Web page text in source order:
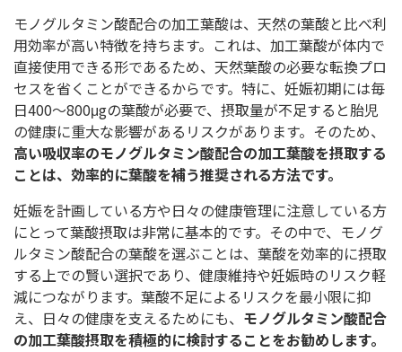
モノグルタミン酸配合の加工葉酸は、天然の葉酸と比べ利
用効率が高い特徴を持ちます。これは、加工葉酸が体内で
直接使用できる形であるため、天然葉酸の必要な転換プロ
セスを省くことができるからです。特に、妊娠初期には毎
日400～800μgの葉酸が必要で、摂取量が不足すると胎児
の健康に重大な影響があるリスクがあります。そのため、
高い吸収率のモノグルタミン酸配合の加工葉酸を摂取する
ことは、効率的に葉酸を補う推奨される方法です。
妊娠を計画している方や日々の健康管理に注意している方
にとって葉酸摂取は非常に基本的です。その中で、モノグ
ルタミン酸配合の葉酸を選ぶことは、葉酸を効率的に摂取
する上での賢い選択であり、健康維持や妊娠時のリスク軽
減につながります。葉酸不足によるリスクを最小限に抑
え、日々の健康を支えるためにも、 モノグルタミン酸配合
の加工葉酸摂取を積極的に検討することをお勧めします。